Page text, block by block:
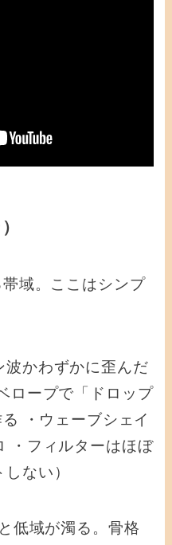
域。ここはシンプ
波かわずかに歪んだ
ロープで「ドロップ
・ウェーブシェイ
・フィルターはほぼ
ない）
低域が濁る。骨格